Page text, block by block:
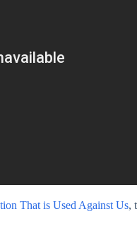
That is Used Against Us,